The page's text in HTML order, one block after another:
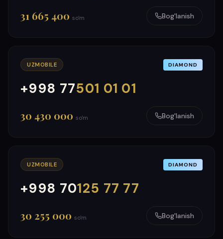
31 665 400 so'm Bog'lanish
UZMOBILE DIAMOND
+998 77501 01 01
000
999
30 430 000 so'm Bog'lanish
UZMOBILE DIAMOND
+998 70125 77 77
000
999
30 255 000 so'm Bog'lanish